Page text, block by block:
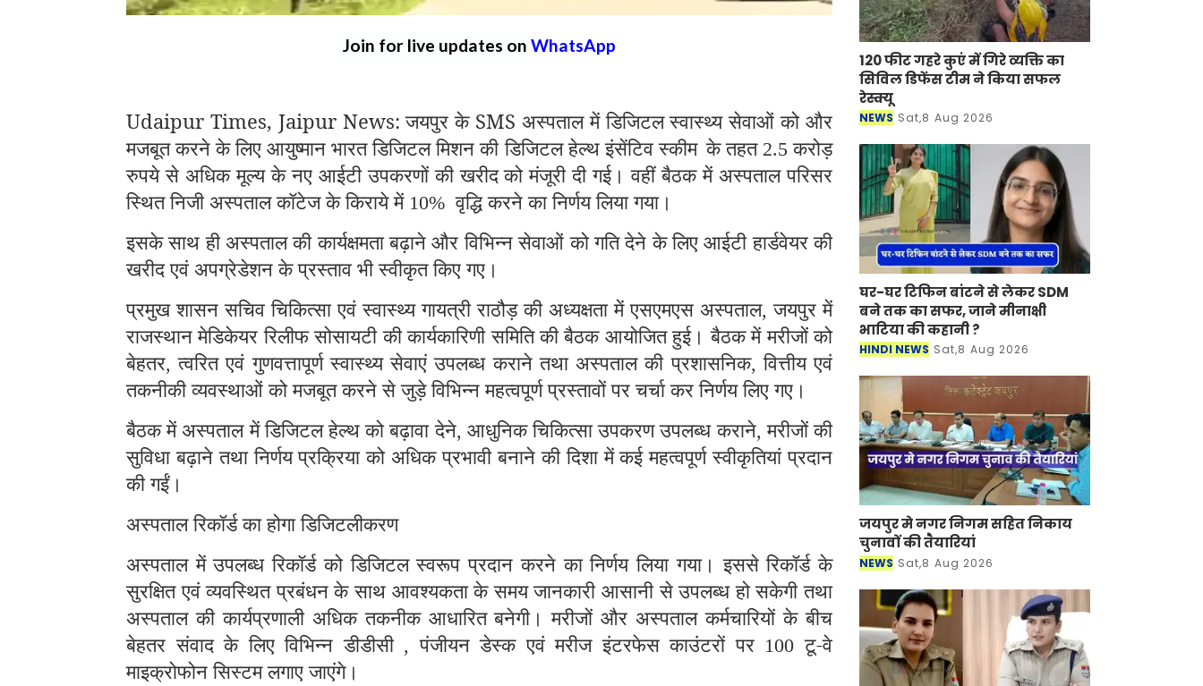
Join for live updates on WhatsApp
Udaipur Times, Jaipur News: जयपुर के SMS अस्पताल में डिजिटल स्वास्थ्य सेवाओं को और
मजबूत करने के लिए आयुष्मान भारत डिजिटल मिशन की डिजिटल हेल्थ इंसेंटिव स्कीम के तहत 2.5करोड़
रुपये से अधिक मूल्य के नए आईटी उपकरणों की खरीद को मंजूरी दी गई। वहीं बैठक में अस्पताल परिसर
स्थित निजी अस्पताल कॉटेज के किराये में 10% वृद्धि करने का निर्णय लिया गया।
इसके साथ ही अस्पताल की कार्यक्षमता बढ़ाने और विभिन्न सेवाओं को गति देने के लिए आईटी हार्डवेयर की
खरीद एवं अपग्रेडेशन के प्रस्ताव भी स्वीकृत किए गए।
प्रमुख शासन सचिव चिकित्सा एवं स्वास्थ्य गायत्री राठौड़ की अध्यक्षता में एसएमएस अस्पताल,जयपुर में
राजस्थान मेडिकेयर रिलीफ सोसायटी की कार्यकारिणी समिति की बैठक आयोजित हुई। बैठक में मरीजों को
बेहतर,त्वरित एवं गुणवत्तापूर्ण स्वास्थ्य सेवाएं उपलब्ध कराने तथा अस्पताल की प्रशासनिक,वित्तीय एवं
तकनीकी व्यवस्थाओं को मजबूत करने से जुड़े विभिन्न महत्वपूर्ण प्रस्तावों पर चर्चा कर निर्णय लिए गए।
बैठक में अस्पताल में डिजिटल हेल्थ को बढ़ावा देने, आधुनिक चिकित्सा उपकरण उपलब्ध कराने,मरीजों की
सुविधा बढ़ाने तथा निर्णय प्रक्रिया को अधिक प्रभावी बनाने की दिशा में कई महत्वपूर्ण स्वीकृतियां प्रदान
की गईं।
अस्पताल रिकॉर्ड का होगा डिजिटलीकरण
अस्पताल में उपलब्ध रिकॉर्ड को डिजिटल स्वरूप प्रदान करने का निर्णय लिया गया। इससे रिकॉर्ड के
सुरक्षित एवं व्यवस्थित प्रबंधन के साथ आवश्यकता के समय जानकारी आसानी से उपलब्ध हो सकेगी तथा
अस्पताल की कार्यप्रणाली अधिक तकनीक आधारित बनेगी। मरीजों और अस्पताल कर्मचारियों के बीच
बेहतर संवाद के लिए विभिन्न डीडीसी ,पंजीयन डेस्क एवं मरीज इंटरफेस काउंटरों पर 100टू-वे
माइक्रोफोन सिस्टम लगाए जाएंगे।
120 फीट गहरे कुएं में गिरे व्यक्ति का
सिविल डिफेंस टीम ने किया सफल
रेस्क्यू
NEWS Sat,8 Aug 2026
घर-घर टिफिन बांटने से लेकर SDM
बने तक का सफर, जाने मीनाक्षी
भाटिया की कहानी ?
HINDI NEWS Sat,8 Aug 2026
जयपुर मे नगर निगम सहित निकाय
चुनावों की तैयारियां
NEWS Sat,8 Aug 2026